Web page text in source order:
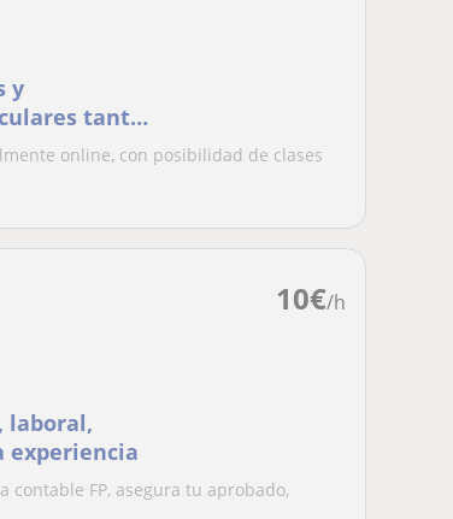
y
tanto
online, con posibilidad de clases
10€/h
laboral,
experiencia
contable FP, asegura tu aprobado,